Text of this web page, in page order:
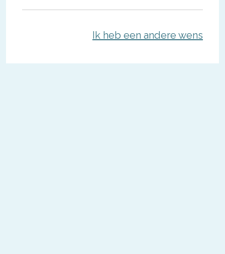
Ik heb een andere wens